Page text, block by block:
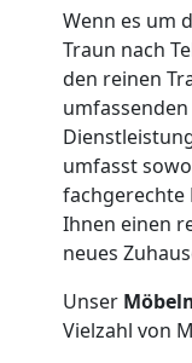
Wenn es um
Traun nach
den reinen
umfassenden
umfasst
fachgerechte
Ihnen einen
neues
Unser
Vielzahl von